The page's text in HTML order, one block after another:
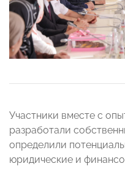
Участники вместе с
разработали
определили
юридические и